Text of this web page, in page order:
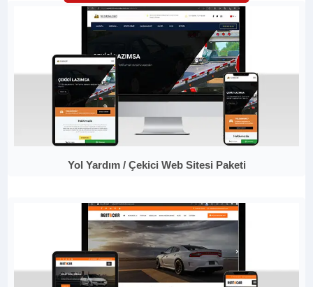
Yol Yardım / Çekici Web Sitesi Paketi